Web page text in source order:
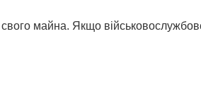
майна. Якщо